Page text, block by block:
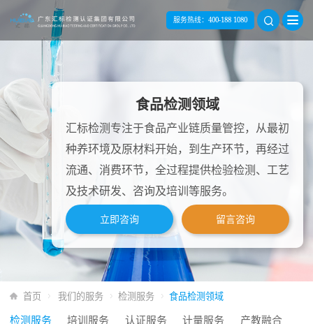
服务热线： 400-188 1080
食品检测领域
汇标检测专注于食品产业链质量管控，从最初
种养环境及原材料开始，到生产环节，再经过
流通、消费环节，全过程提供检验检测、工艺
及技术研发、咨询及培训等服务。
立即咨询 留言咨询
首页 我们的服务 检测服务 食品检测领域
检测服务 培训服务 认证服务 计量服务 产教融合